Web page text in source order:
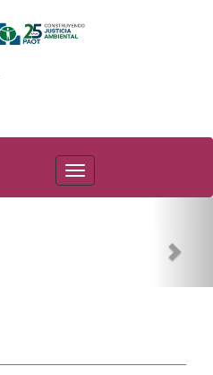
PAOT